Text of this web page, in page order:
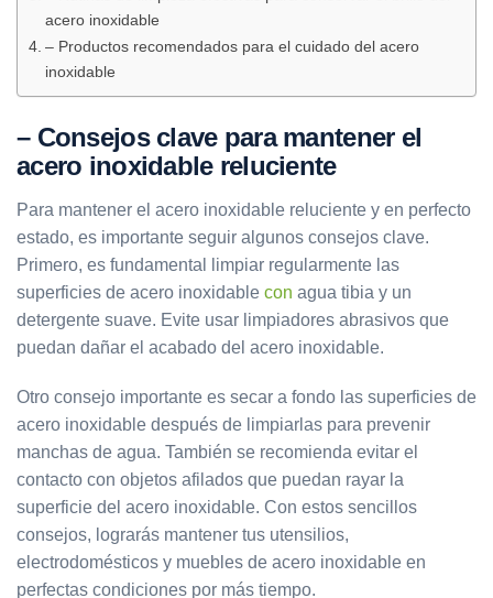
acero inoxidable
– Productos recomendados para el cuidado del acero
inoxidable
– Consejos clave para mantener el
acero inoxidable reluciente
Para mantener el acero inoxidable reluciente y en perfecto
estado, es importante seguir algunos consejos clave.
Primero, es fundamental limpiar regularmente las
superficies de acero inoxidable con agua tibia y un
detergente suave. Evite usar limpiadores abrasivos que
puedan dañar el acabado del acero inoxidable.
Otro consejo importante es secar a fondo las superficies de
acero inoxidable después de limpiarlas para prevenir
manchas de agua. También se recomienda evitar el
contacto con objetos afilados que puedan rayar la
superficie del acero inoxidable. Con estos sencillos
consejos, lograrás mantener tus utensilios,
electrodomésticos y muebles de acero inoxidable en
perfectas condiciones por más tiempo.